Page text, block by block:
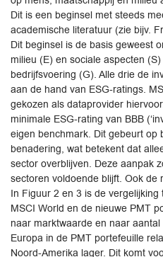
Dit is een beginsel met steeds
academische literatuur (zie bijv.
Dit beginsel is de basis geweest
milieu (E) en sociale aspecten
bedrijfsvoering (G). Alle drie de
aan de hand van ESG-ratings.
gekozen als dataprovider
minimale ESG-rating van BBB
eigen benchmark. Dit gebeurt op
benadering, wat betekent dat
sector overblijven. Deze aanpak
sectoren voldoende blijft. Ook de
In Figuur 2 en 3 is de
MSCI World en de nieuwe PMT
naar marktwaarde en naar
Europa in de PMT portefeuille
Noord-Amerika lager. Dit komt